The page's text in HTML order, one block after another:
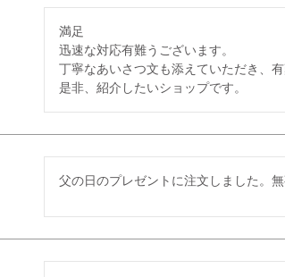
満足
迅速な対応有難うございます。
丁寧なあいさつ文も添えていただき、有
父の日のプレゼントに注文しました。